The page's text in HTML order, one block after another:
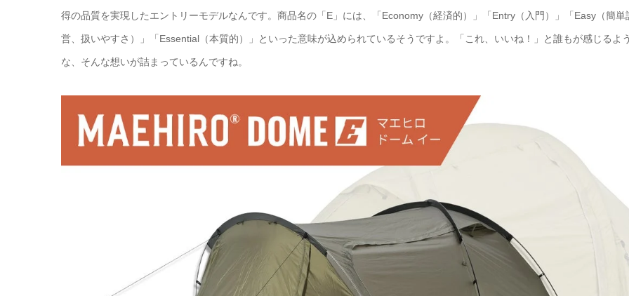
得の品質を実現したエントリーモデルなんです。商品名の「E」には、「Economy（経済的）」「Entry（入門）」「Easy（簡単
営、扱いやすさ）」「Essential（本質的）」といった意味が込められているそうですよ。「これ、いいね！」と誰もが感じるよ
な、そんな想いが詰まっているんですね。